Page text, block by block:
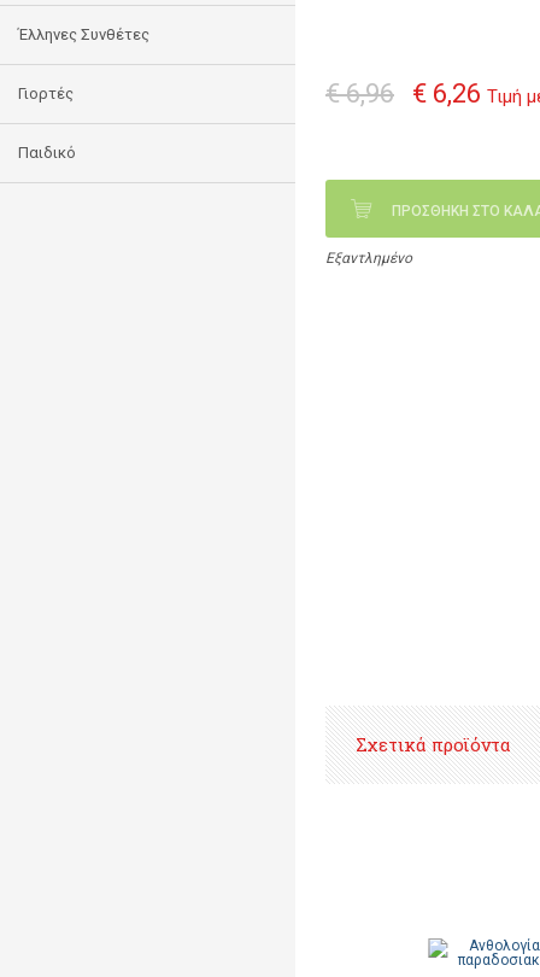
Έλληνες Συνθέτες
Γιορτές
Παιδικό
€ 6,96 € 6,26 Τιμή
ΠΡΟΣΘΗΚΗ ΣΤΟ
Εξαντλημένο
Σχετικά προϊόντα